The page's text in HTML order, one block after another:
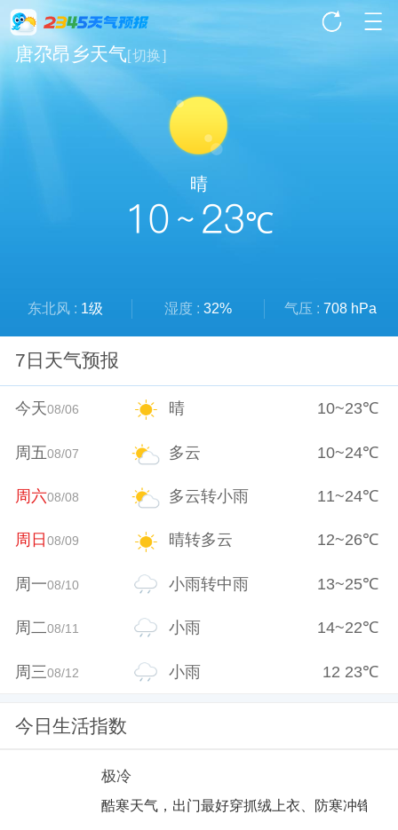
唐尕昂乡天气[切换]
晴
10 ~ 23℃
东北风 : 1级 湿度 : 32% 气压 : 708 hPa
7日天气预报
今天08/06 晴 10~23℃
周五08/07 多云 10~24℃
周六08/08 多云转小雨 11~24℃
周日08/09 晴转多云 12~26℃
周一08/10 小雨转中雨 13~25℃
周二08/11 小雨 14~22℃
周三08/12 小雨 12 23℃
今日生活指数
极冷
酷寒天气，出门最好穿抓绒上衣、防寒冲锋衣